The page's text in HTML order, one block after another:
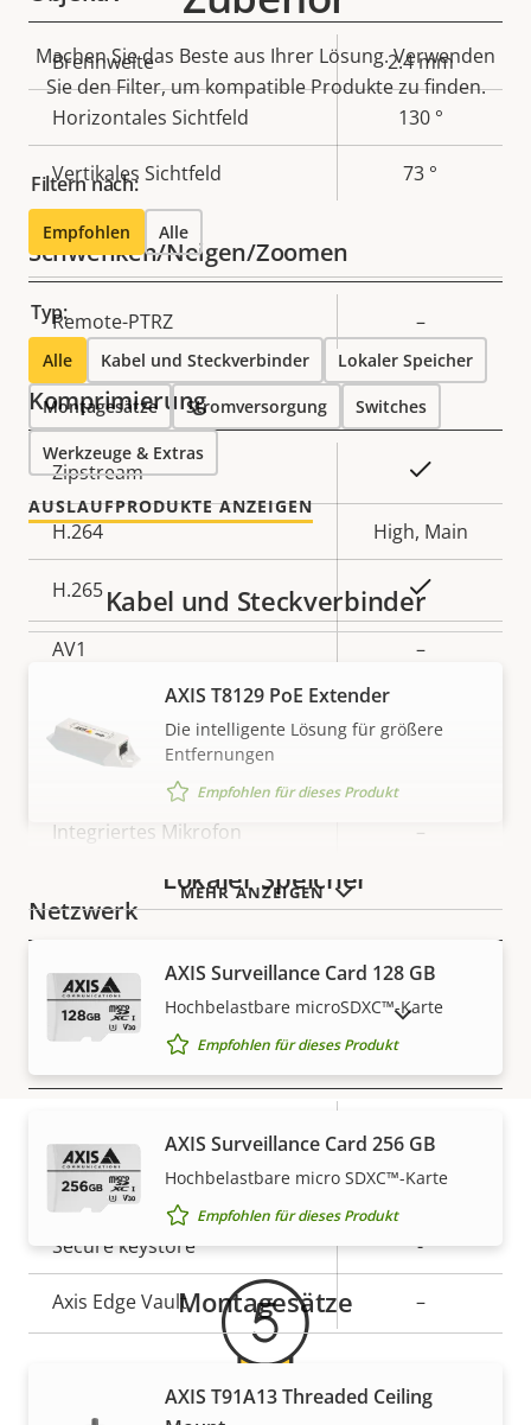
Eigentumsbeschreibung Eigentumswert
Brennweite 2.4 mm
Horizontales Sichtfeld 130 °
Vertikales Sichtfeld 73 °
Schwenken/Neigen/Zoomen
Eigentumsbeschreibung Eigentumswert
Remote-PTRZ –
Komprimierung
Eigentumsbeschreibung Eigentumswert
Zipstream
H.264 High, Main
H.265
AV1 –
Eigentumsbeschreibung
Audiounterstützung
Integriertes Mikrofon –
Netzwerk
Eigentumsbeschreibung Eigentumswert
PoE-Klasse 3
Signiertes OS
Secure Boot –
Secure keystore -
Axis Edge Vault –
Machen Sie das Beste aus Ihrer Lösung. Verwenden
Sie den Filter, um kompatible Produkte zu finden.
Filtern nach:
Empfohlen Alle
Typ:
Alle Kabel und Steckverbinder Lokaler Speicher
Montagesätze Stromversorgung Switches
Werkzeuge & Extras
AUSLAUFPRODUKTE ANZEIGEN
MEHR ANZEIGEN
Kabel und Steckverbinder
AXIS T8129 PoE Extender
Die intelligente Lösung für größere
Entfernungen
Empfohlen für dieses Produkt
Lokaler Speicher
AXIS Surveillance Card 128 GB
Hochbelastbare microSDXC™-Karte
Empfohlen für dieses Produkt
AXIS Surveillance Card 256 GB
Hochbelastbare micro SDXC™-Karte
Empfohlen für dieses Produkt
Montagesätze
AXIS T91A13 Threaded Ceiling
AUSLAUFPRODUKTE ANZEIGEN
Gewährleistung